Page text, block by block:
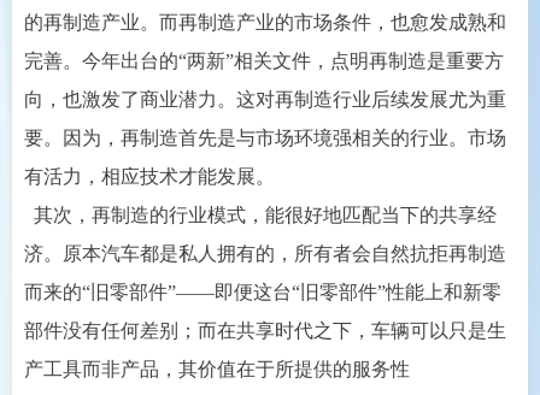
的再制造产业。而再制造产业的市场条件，也愈发成熟和
完善。今年出台的“两新”相关文件，点明再制造是重要方
向，也激发了商业潜力。这对再制造行业后续发展尤为重
要。因为，再制造首先是与市场环境强相关的行业。市场
有活力，相应技术才能发展。
其次，再制造的行业模式，能很好地匹配当下的共享经
济。原本汽车都是私人拥有的，所有者会自然抗拒再制造
而来的“旧零部件”——即便这台“旧零部件”性能上和新零
部件没有任何差别；而在共享时代之下，车辆可以只是生
产工具而非产品，其价值在于所提供的服务性